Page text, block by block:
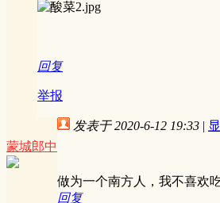
回复
举报
蒙城郎中
发表于 2020-6-12 19:33 |
做为一个南方人，我不喜欢
回复